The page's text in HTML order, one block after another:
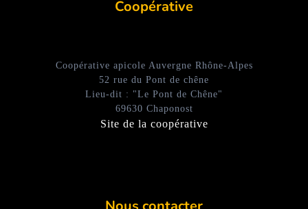
Coopérative
Coopérative apicole Auvergne Rhône-Alpes
52 rue du Pont de chêne
Lieu-dit : "Le Pont de Chêne"
69630 Chaponost
Site de la coopérative